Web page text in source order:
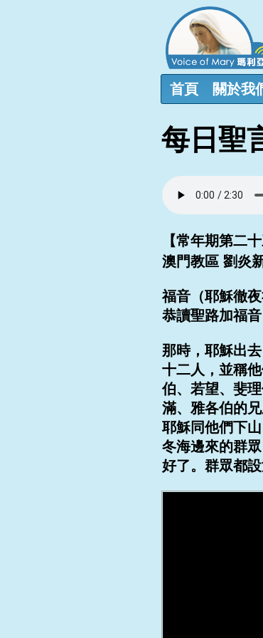
首頁 關於我
每日聖
【常年期第二
澳門教區 劉炎
福音（耶穌徹
恭讀聖路加福
那時，耶穌出
十二人，並稱
伯、若望、斐
滿、雅各伯的
耶穌同他們下
冬海邊來的群
好了。群眾都